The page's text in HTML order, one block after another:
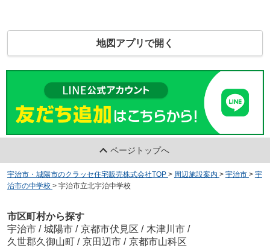
地図アプリで開く
ページトップへ
宇治市・城陽市のクラッセ住宅販売株式会社TOP > 周辺施設案内 > 宇治市 > 宇
治市の中学校 > 宇治市立北宇治中学校
市区町村から探す
宇治市 / 城陽市 / 京都市伏見区 / 木津川市 /
久世郡久御山町 / 京田辺市 / 京都市山科区